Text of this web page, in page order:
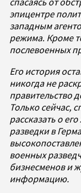
эпицентре
западным
режима. Кроме
послевоенных
Его история
никогда не
правительство
Только сейчас,
рассказать о
разведки в
военных
бизнесменов и
информацию.